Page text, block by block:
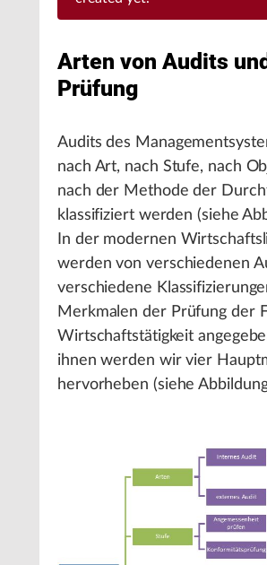
Arten von Audits
Prüfung
Audits des
nach Art, nach Stufe, nach
nach der Methode der
klassifiziert werden (siehe
In der modernen
werden von verschiedenen
verschiedene
Merkmalen der Prüfung der
Wirtschaftstätigkeit
ihnen werden wir vier
hervorheben (siehe